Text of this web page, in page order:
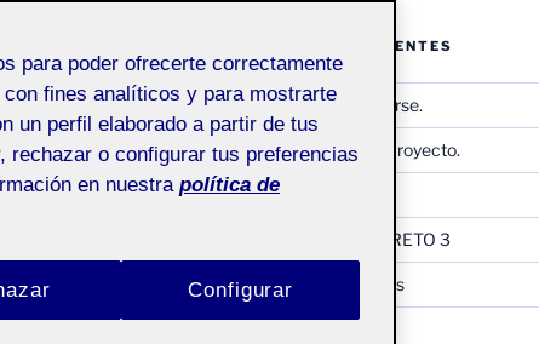
ACTIFOLIO ENTRADAS RECIENTES
Proyectos III : Observar y reflejarse.
Proyecto III : Memoria Final de Proyecto.
reto 4 Inventario Relacional
Arte y Antropología CINCONIC RETO 3
reto 4 Rumiar como los Camellos
para poder ofrecerte correctamente
fines analíticos y para mostrarte
un perfil elaborado a partir de tus
rechazar o configurar tus preferencias
en nuestra política de
Configurar